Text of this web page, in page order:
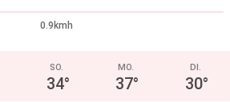
0.9kmh
SO.
34°
MO.
37°
DI.
30°